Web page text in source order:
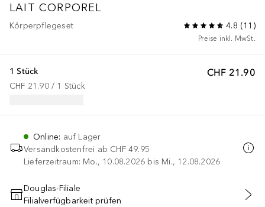
LAIT CORPOREL
Körperpflegeset 4.8 (11 )
Preise inkl. MwSt.
CHF 21.90
1 Stück
CHF 21.90 / 1 Stück
Online: auf Lager
Versandkostenfrei ab CHF 49.95
Lieferzeitraum: Mo., 10.08.2026 bis Mi., 12.08.2026
IN DEN WARENKORB
Douglas-Filiale
Filialverfügbarkeit prüfen